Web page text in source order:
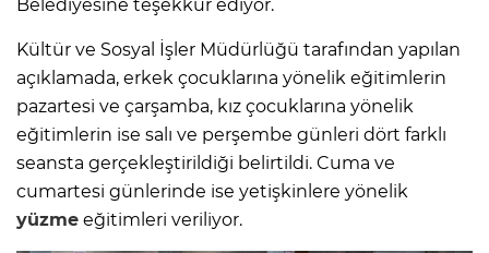
Belediyesine teşekkür ediyor.
Kültür ve Sosyal İşler Müdürlüğü tarafından yapılan
açıklamada, erkek çocuklarına yönelik eğitimlerin
pazartesi ve çarşamba, kız çocuklarına yönelik
eğitimlerin ise salı ve perşembe günleri dört farklı
seansta gerçekleştirildiği belirtildi. Cuma ve
cumartesi günlerinde ise yetişkinlere yönelik
yüzme eğitimleri veriliyor.